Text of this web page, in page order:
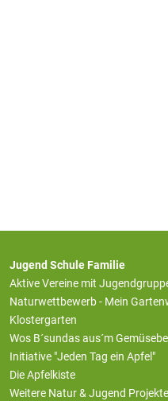
Jugend Schule Familie
Aktive Vereine mit
Naturwettbewerb - Mein
Klostergarten
Wos B´sundas aus´m
Initiative "Jeden Tag ein Apfel"
Die Apfelkiste
Weitere Natur & Jugend Projekte